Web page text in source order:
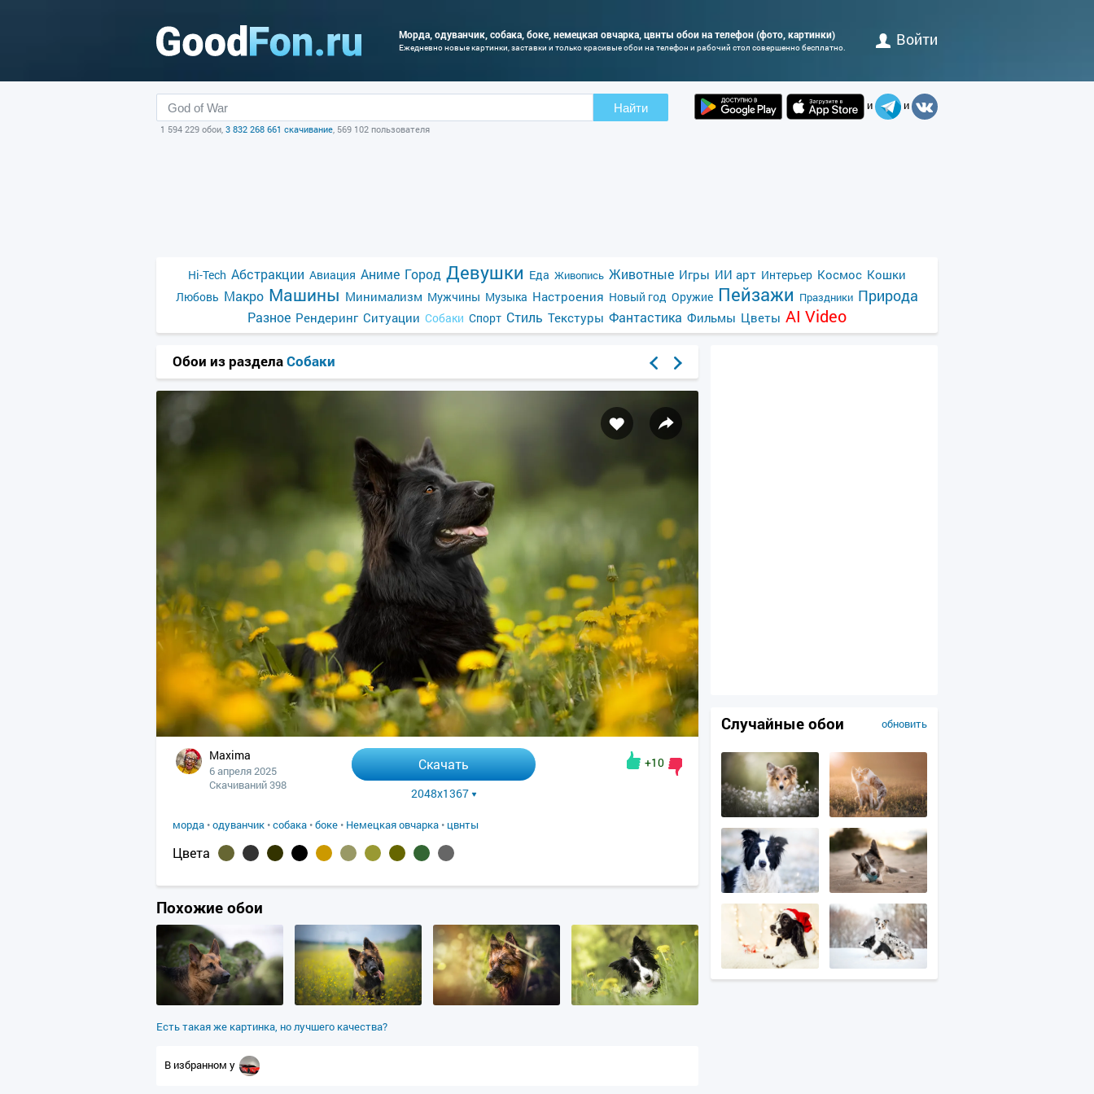
Морда, одуванчик, собака, боке, немецкая овчарка, цвнты обои на телефон (фото, картинки)
Ежедневно новые картинки, заставки и только красивые обои на телефон и рабочий стол совершенно бесплатно. Войти
Найти
1 594 229 обои, 3 832 268 661 скачивание, 569 102 пользователя
и и
Hi-Tech Абстракции Авиация Аниме Город Девушки Еда Живопись Животные Игры ИИ арт Интерьер Космос Кошки
Любовь Макро Машины Минимализм Мужчины Музыка Настроения Новый год Оружие Пейзажи Праздники Природа
Разное Рендеринг Ситуации Собаки Спорт Стиль Текстуры Фантастика Фильмы Цветы AI Video
Обои из разделаСобаки
Maxima
6 апреля 2025
Скачиваний 398
Скачать
2048x1367
+10
морда •одуванчик •собака •боке • Немецкая овчарка • цвнты
Цвета
Похожие обои
Есть такая же картинка, но лучшего качества?
В избранном у
обновить
Случайные обои